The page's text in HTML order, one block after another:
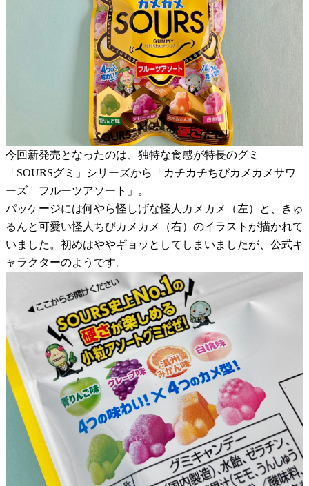
今回新発売となったのは、独特な食感が特長のグミ
「SOURSグミ」シリーズから「カチカチちびカメカメサワ
ーズ フルーツアソート」。
パッケージには何やら怪しげな怪人カメカメ（左）と、きゅ
るんと可愛い怪人ちびカメカメ（右）のイラストが描かれて
いました。初めはややギョッとしてしまいましたが、公式キ
ャラクターのようです。